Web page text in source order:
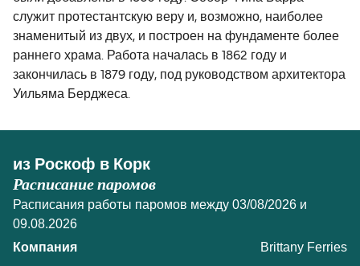
служит протестантскую веру и, возможно, наиболее
знаменитый из двух, и построен на фундаменте более
раннего храма. Работа началась в 1862 году и
закончилась в 1879 году, под руководством архитектора
Уильяма Берджеса.
из Роскоф в Корк
Расписание паромов
Расписания работы паромов между 03/08/2026 и
09.08.2026
Brittany Ferries